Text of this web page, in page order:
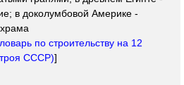
в доколумбовой Америке -
по строительству на 12
СССР)]